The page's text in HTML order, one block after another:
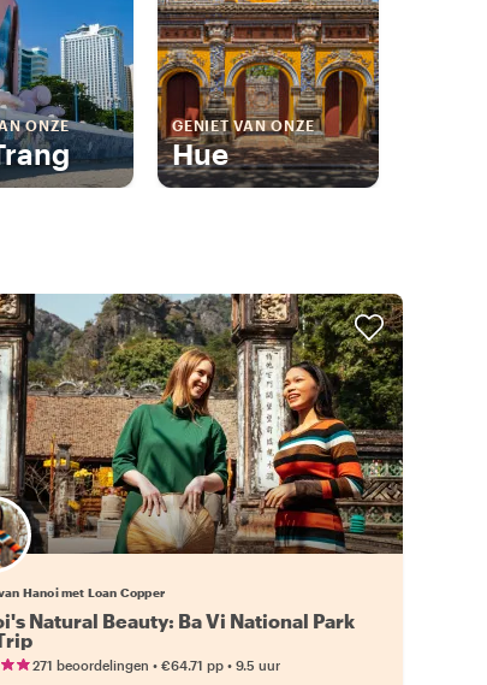
ONZE GENIET VAN ONZE
Hue
Hanoi met Loan Copper
Natural Beauty: Ba Vi National Park
271 beoordelingen • €64.71 pp• 9.5 uur